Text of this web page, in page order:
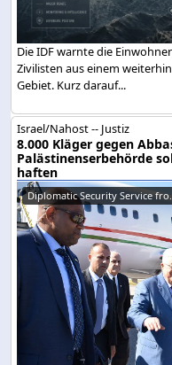
Die IDF warnte die
Zivilisten aus einem
Gebiet. Kurz darauf...
Israel/Nahost -- Justiz
8.000 Kläger gegen
Palästinenserbehörde
haften
Diplomatic Security Service